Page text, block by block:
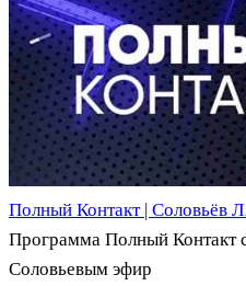
Полный Контакт | Соловьёв
Программа Полный Контакт
Соловьевым эфир